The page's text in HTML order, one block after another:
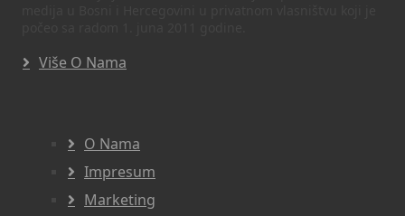
Više O Nama
O Nama
Impresum
Marketing